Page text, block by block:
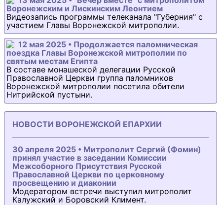
Воронежским и Лискинским Леонтием
Видеозапись программы телеканала "Губерния" с
участием Главы Воронежской митрополии.
12 мая 2025 • Продолжается паломническая
поездка Главы Воронежской митрополии по
святым местам Египта
В составе монашеской делегации Русской
Православной Церкви группа паломников
Воронежской митрополии посетила обители
Нитрийской пустыни.
НОВОСТИ ВОРОНЕЖСКОЙ ЕПАРХИИ
30 апреля 2025 • Митрополит Сергий (Фомин)
принял участие в заседании Комиссии
Межсоборного Присутствия Русской
Православной Церкви по церковному
просвещению и диаконии
Модератором встречи выступил митрополит
Калужский и Боровский Климент.